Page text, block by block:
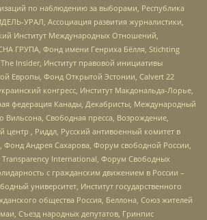
по наблюдению за выборами, Республика
УРАЛ, Ассоциация развития журналистики,
Институт Международных Отношений,
ГРУПА, Фонд имени Генриха Бёлля, Stichting
Insider, Институт правовой инициативы
Европы, Фонд Открытой Эстонии, Calvert 22
конгресс, Институт Макдональда-Лорье,
федерация Канады, Декабристы, Международный
Вильсона, Свободная пресса, Возрождение,
центр , Риддл, Русский антивоенный комитет в
Андрея Сахарова, Форум свободной России,
International, Форум Свободных
с гражданским движением в России –
университет, Институт государственного
общества Россия, Беллона, Союз жителей
Съезд народных депутатов, Гринпис